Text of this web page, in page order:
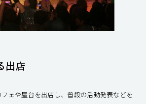
出店
ェや屋台を出店し、普段の活動発表などを